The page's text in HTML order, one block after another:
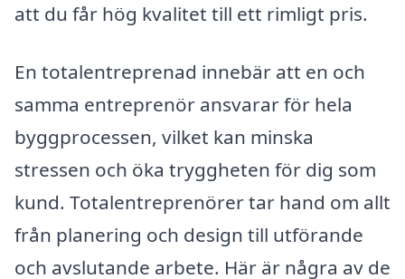
att du får hög kvalitet till ett rimligt pris.
En totalentreprenad innebär att en och
samma entreprenör ansvarar för hela
byggprocessen, vilket kan minska
stressen och öka tryggheten för dig som
kund. Totalentreprenörer tar hand om allt
från planering och design till utförande
och avslutande arbete. Här är några av de